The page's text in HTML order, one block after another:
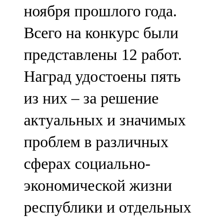
103,0 FM
Чүпрәле
91,0 FM
Шәмәрдән
102,3 FM
Яңа чишмә
107,0 FM
Яр Чаллы
105,5 FM
ноября прошлого года.
Всего на конкурс были
представлены 12 работ.
Наград удостоены пять
из них – за решение
актуальных и значимых
проблем в различных
сферах социально-
экономической жизни
республики и отдельных